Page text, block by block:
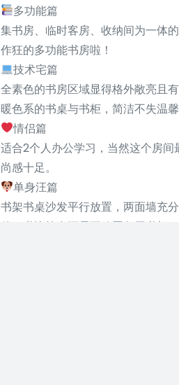
多功能篇
集书房、临时客房、收纳间为一体
作狂的多功能书房啦！
技术宅篇
全素色的书房区域显得格外敞亮且
暖色系的书桌与书柜，简洁不失温馨
情侣篇
适合2个人办公学习，当然这个房
尚感十足。
单身汪篇
书架书桌沙发平行放置，两面墙充
伴，书比较多还需再放置备用书架